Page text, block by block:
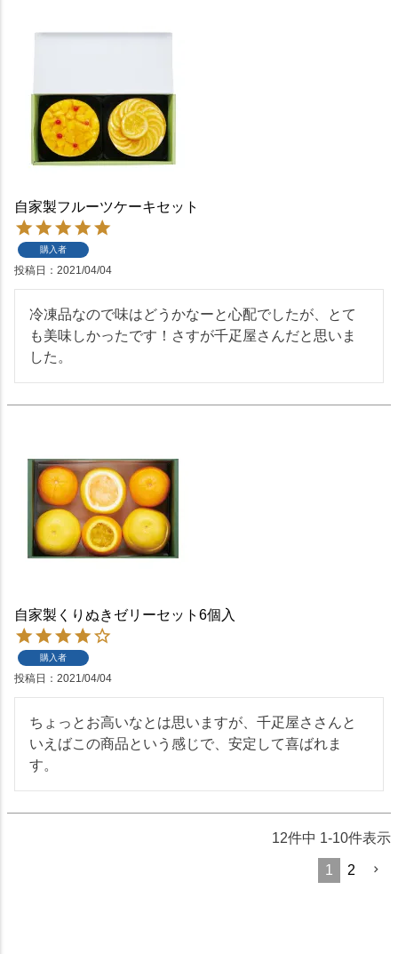
自家製フルーツケーキセット
購入者
投稿日 2021/04/04
冷凍品なので味はどうかなーと心配でしたが、とて
も美味しかったです！さすが千疋屋さんだと思いま
した。
自家製くりぬきゼリーセット6個入
購入者
投稿日 2021/04/04
ちょっとお高いなとは思いますが、千疋屋ささんと
いえばこの商品という感じで、安定して喜ばれま
す。
12件中 1-10件表示
1 2